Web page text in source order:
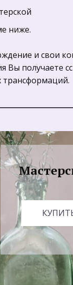
ниже.
и свои
Вы получаете
трансформаций.